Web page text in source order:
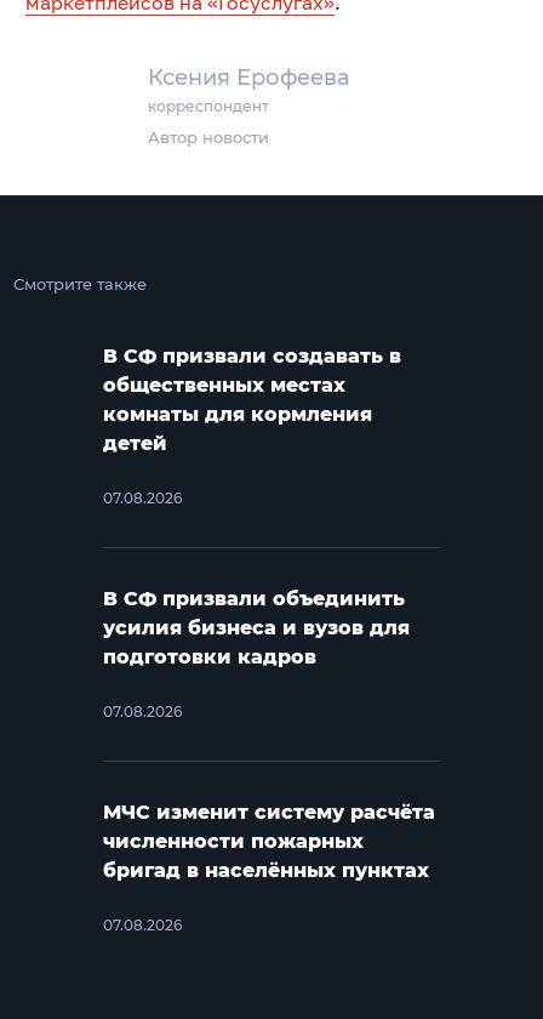
Ксения Ерофеева
корреспондент
Автор новости
Смотрите также
В СФ призвали создавать в
общественных местах
комнаты для кормления
детей
07.08.2026
В СФ призвали объединить
усилия бизнеса и вузов для
подготовки кадров
07.08.2026
МЧС изменит систему расчёта
численности пожарных
бригад в населённых пунктах
07.08.2026